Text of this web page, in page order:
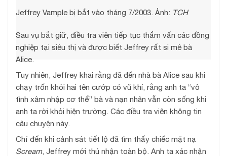
Jeffrey Vample bị bắt vào tháng 7/2003. Ảnh: TCH
Sau vụ bắt giữ, điều tra viên tiếp tục thẩm vấn các đồng
nghiệp tại siêu thị và được biết Jeffrey rất si mê bà
Alice.
Tuy nhiên, Jeffrey khai rằng đã đến nhà bà Alice sau khi
chạy trốn khỏi hai tên cướp có vũ khí, rằng anh ta “vô
tình xâm nhập cơ thể” bà và nạn nhân vẫn còn sống khi
anh ta rời khỏi hiện trường. Các điều tra viên không tin
câu chuyện này.
Chỉ đến khi cảnh sát tiết lộ đã tìm thấy chiếc mặt nạ
Scream, Jeffrey mới thú nhận toàn bộ. Anh ta xác nhận